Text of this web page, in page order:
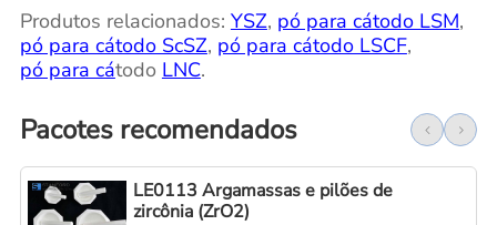
Produtos relacionados: YSZ, pó para cátodo LSM,
pó para cátodo ScSZ, pó para cátodo LSCF,
pó para cátodo LNC.
Pacotes recomendados
LE0113 Argamassas e pilões de
zircônia (ZrO2)